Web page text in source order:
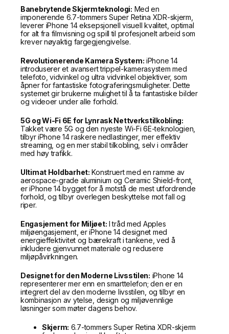
Banebrytende Skjermteknologi: Med en
imponerende 6.7-tommers Super Retina XDR-skjerm,
leverer iPhone 14 eksepsjonell visuell kvalitet, optimal
for alt fra filmvisning og spill til profesjonelt arbeid som
krever nøyaktig fargegjengivelse.
Revolutionerende Kamera System: iPhone 14
introduserer et avansert trippel-kamerasystem med
telefoto, vidvinkel og ultra vidvinkel objektiver, som
åpner for fantastiske fotograferingsmuligheter. Dette
systemet gir brukerne mulighet til å ta fantastiske bilder
og videoer under alle forhold.
5G og Wi-Fi 6E for Lynrask Nettverkstilkobling:
Takket være 5G og den nyeste Wi-Fi 6E-teknologien,
tilbyr iPhone 14 raskere nedlastinger, mer effektiv
streaming, og en mer stabil tilkobling, selv i områder
med høy trafikk.
Ultimat Holdbarhet: Konstruert med en ramme av
aerospace-grade aluminium og Ceramic Shield-front,
er iPhone 14 bygget for å motstå de mest utfordrende
forhold, og tilbyr overlegen beskyttelse mot fall og
riper.
Engasjement for Miljøet: I tråd med Apples
miljøengasjement, er iPhone 14 designet med
energieffektivitet og bærekraft i tankene, ved å
inkludere gjenvunnet materiale og redusere
miljøpåvirkningen.
Designet for den Moderne Livsstilen: iPhone 14
representerer mer enn en smarttelefon; den er en
integrert del av den moderne livsstilen, og tilbyr en
kombinasjon av ytelse, design og miljøvennlige
løsninger som møter dagens behov.
Skjerm: 6.7-tommers Super Retina XDR-skjerm